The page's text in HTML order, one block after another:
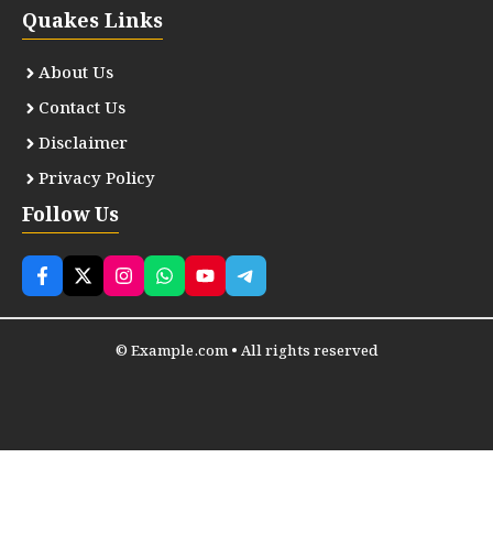
Quakes Links
About Us
Contact Us
Disclaimer
Privacy Policy
Follow Us
© Example.com • All rights reserved